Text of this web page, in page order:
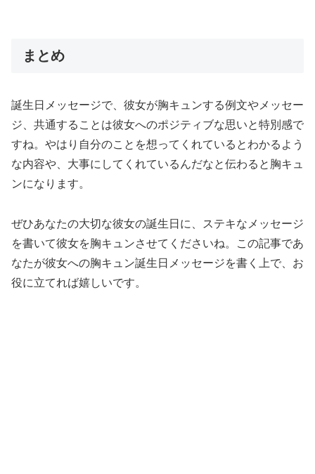
まとめ
誕生日メッセージで、彼女が胸キュンする例文やメッセー
ジ、共通することは彼女へのポジティブな思いと特別感で
すね。やはり自分のことを想ってくれているとわかるよう
な内容や、大事にしてくれているんだなと伝わると胸キュ
ンになります。
ぜひあなたの大切な彼女の誕生日に、ステキなメッセージ
を書いて彼女を胸キュンさせてくださいね。この記事であ
なたが彼女への胸キュン誕生日メッセージを書く上で、お
役に立てれば嬉しいです。